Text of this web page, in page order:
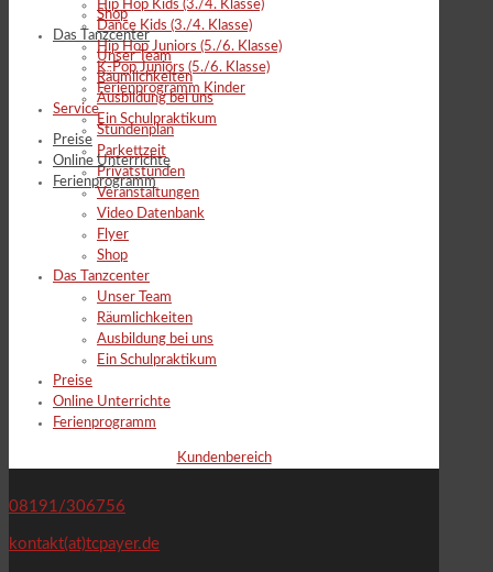
Shop
Das Tanzcenter
Unser Team
Räumlichkeiten
Ausbildung bei uns
Ein Schulpraktikum
Preise
Online Unterrichte
Ferienprogramm
Hip Hop Kids (3./4. Klasse)
Dance Kids (3./4. Klasse)
Hip Hop Juniors (5./6. Klasse)
K-Pop Juniors (5./6. Klasse)
Ferienprogramm Kinder
Service
Stundenplan
Parkettzeit
Privatstunden
Veranstaltungen
Video Datenbank
Flyer
Shop
Das Tanzcenter
Unser Team
Räumlichkeiten
Ausbildung bei uns
Ein Schulpraktikum
Preise
Online Unterrichte
Ferienprogramm
Kundenbereich
08191/306756
kontakt(at)tcpayer.de